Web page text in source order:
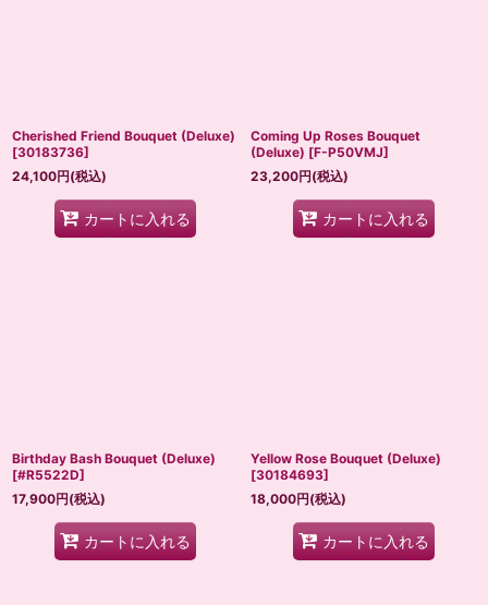
Cherished Friend Bouquet (Deluxe)
[30183736]
24,100円(税込)
カートに入れる
Coming Up Roses Bouquet
(Deluxe) [F-P50VMJ]
23,200円(税込)
カートに入れる
Birthday Bash Bouquet (Deluxe)
[#R5522D]
17,900円(税込)
カートに入れる
Yellow Rose Bouquet (Deluxe)
[30184693]
18,000円(税込)
カートに入れる